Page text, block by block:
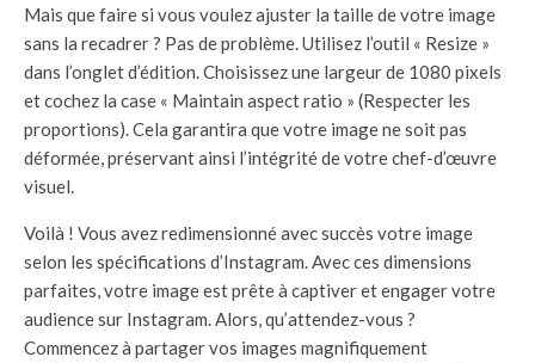
Mais que faire si vous voulez ajuster la taille de votre image
sans la recadrer ? Pas de problème. Utilisez l’outil « Resize »
dans l’onglet d’édition. Choisissez une largeur de 1080 pixels
et cochez la case « Maintain aspect ratio » (Respecter les
proportions). Cela garantira que votre image ne soit pas
déformée, préservant ainsi l’intégrité de votre chef-d’œuvre
visuel.
Voilà ! Vous avez redimensionné avec succès votre image
selon les spécifications d’Instagram. Avec ces dimensions
parfaites, votre image est prête à captiver et engager votre
audience sur Instagram. Alors, qu’attendez-vous ?
Commencez à partager vos images magnifiquement